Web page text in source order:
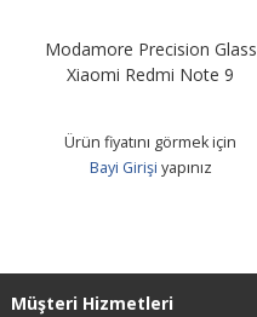
Modamore Precision Glass
Xiaomi Redmi Note 9
Ürün fiyatını görmek için
Bayi Girişi yapınız
Müşteri Hizmetleri